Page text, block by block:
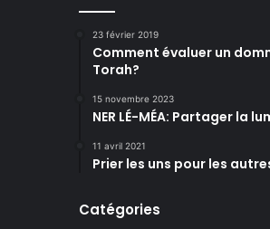
23 février 2019
Comment évaluer un
Torah?
15 novembre 2023
NER LÉ-MÉA: Partager la
11 avril 2021
Prier les uns pour les
Catégories